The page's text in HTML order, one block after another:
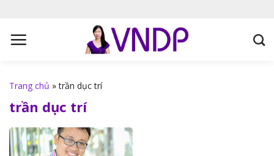
Trang chủ »trần dục trí
trần dục trí